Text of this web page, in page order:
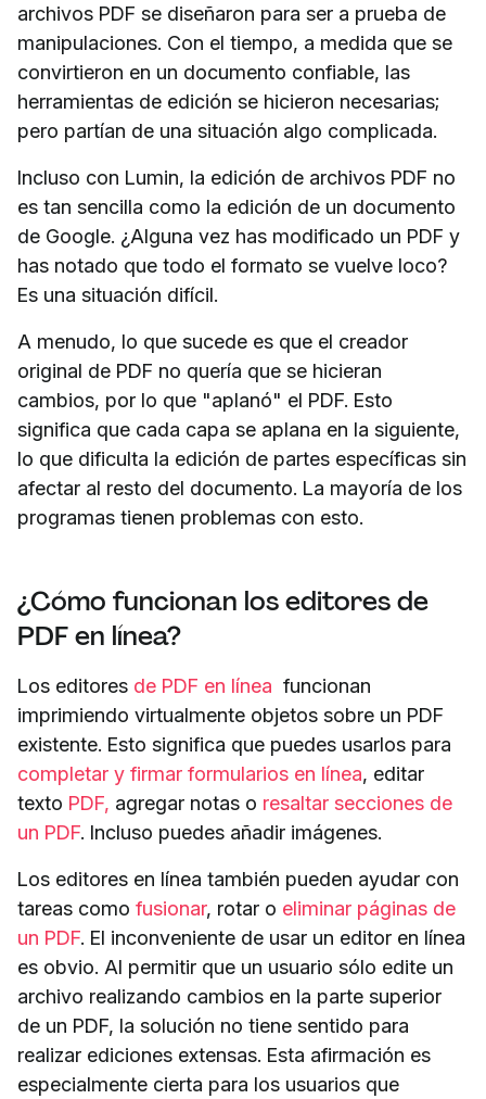
archivos PDF se diseñaron para ser a prueba de
manipulaciones. Con el tiempo, a medida que se
convirtieron en un documento confiable, las
herramientas de edición se hicieron necesarias;
pero partían de una situación algo complicada.
Incluso con Lumin, la edición de archivos PDF no
es tan sencilla como la edición de un documento
de Google. ¿Alguna vez has modificado un PDF y
has notado que todo el formato se vuelve loco?
Es una situación difícil.
A menudo, lo que sucede es que el creador
original de PDF no quería que se hicieran
cambios, por lo que "aplanó" el PDF. Esto
significa que cada capa se aplana en la siguiente,
lo que dificulta la edición de partes específicas sin
afectar al resto del documento. La mayoría de los
programas tienen problemas con esto.
¿Cómo funcionan los editores de
PDF en línea?
Los editores de PDF en línea funcionan
imprimiendo virtualmente objetos sobre un PDF
existente. Esto significa que puedes usarlos para
completar y firmar formularios en línea, editar
texto PDF, agregar notas o resaltar secciones de
un PDF. Incluso puedes añadir imágenes.
Los editores en línea también pueden ayudar con
tareas como fusionar, rotar o eliminar páginas de
un PDF. El inconveniente de usar un editor en línea
es obvio. Al permitir que un usuario sólo edite un
archivo realizando cambios en la parte superior
de un PDF, la solución no tiene sentido para
realizar ediciones extensas. Esta afirmación es
especialmente cierta para los usuarios que